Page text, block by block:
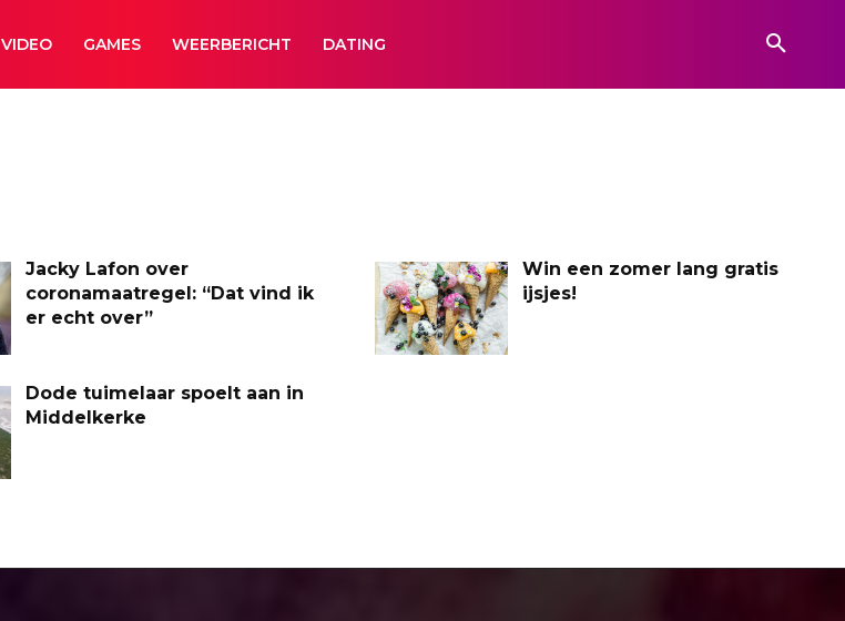
VIDEO GAMES WEERBERICHT DATING
Jacky Lafon over
coronamaatregel: “Dat vind ik
er echt over”
Win een zomer lang gratis
ijsjes!
Dode tuimelaar spoelt aan in
Middelkerke